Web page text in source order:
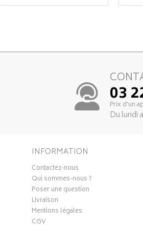
03
Prix d’un
Du lundi
INFORMATION
Contactez-nous
Qui sommes-nous ?
Poser une question
Livraison
Mentions légales
CGV